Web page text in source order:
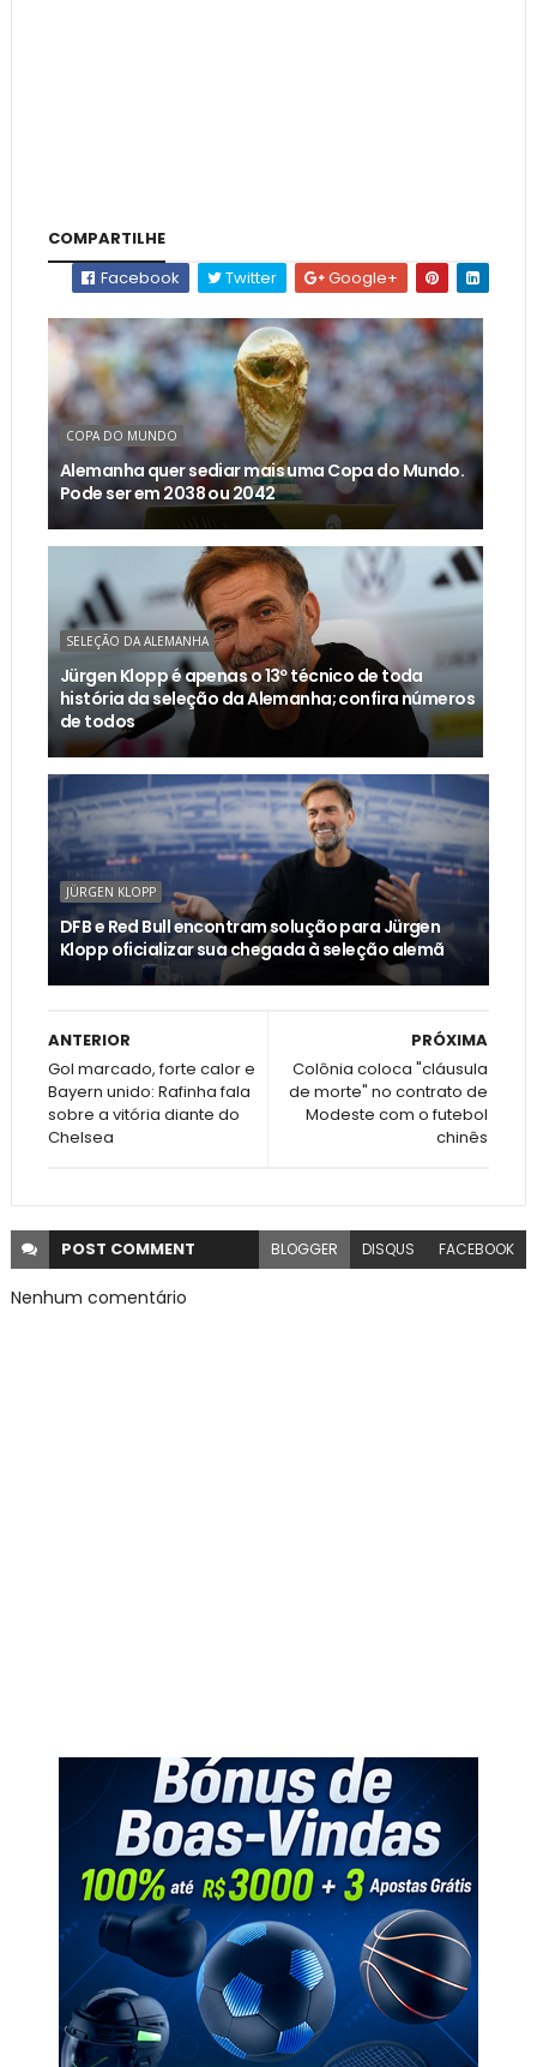
COMPARTILHE
Facebook
Twitter Google+
COPA DO MUNDO
Alemanha quer sediar mais uma Copa do Mundo.
Pode ser em 2038 ou 2042
SELEÇÃO DA ALEMANHA
Jürgen Klopp é apenas o 13º técnico de toda
história da seleção da Alemanha; confira números
de todos
JÜRGEN KLOPP
DFB e Red Bull encontram solução para Jürgen
Klopp oficializar sua chegada à seleção alemã
PRÓXIMA
Colônia coloca "cláusula
de morte" no contrato de
Modeste com o futebol
chinês
ANTERIOR
Gol marcado, forte calor e
Bayern unido: Rafinha fala
sobre a vitória diante do
Chelsea
POST COMMENT BLOGGER DISQUS FACEBOOK
Nenhum comentário